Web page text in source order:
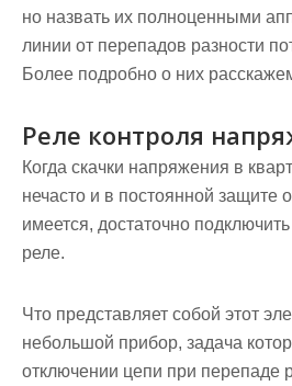
но назвать их полноценными
линии от перепадов разности
Более подробно о них
Реле контроля
Когда скачки напряжения в
нечасто и в постоянной защите
имеется, достаточно
реле.
Что представляет собой этот
небольшой прибор, задача
отключении цепи при перепаде